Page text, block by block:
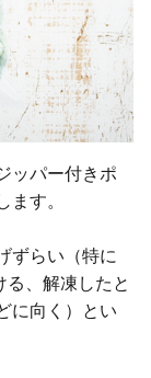
ッパー付きポ
す。
ずらい（特に
、解凍したと
に向く）とい